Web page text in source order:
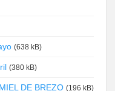
(638 kB)
(380 kB)
DE BREZO (196 kB)